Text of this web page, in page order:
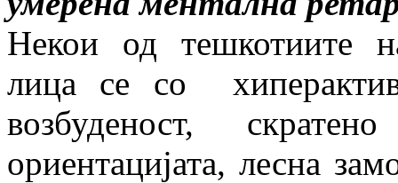
Некои од тешкотиите
лица се со
возбуденост,
ориентацијата, лесна